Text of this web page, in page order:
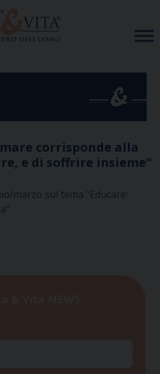
corrisponde alla
e di soffrire insieme”
marzo sul tema "Educare: